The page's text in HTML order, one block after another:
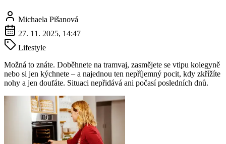
Michaela Pišanová
27. 11. 2025, 14:47
Lifestyle
Možná to znáte. Doběhnete na tramvaj, zasmějete se vtipu kolegyně
nebo si jen kýchnete – a najednou ten nepříjemný pocit, kdy zkřížíte
nohy a jen doufáte. Situaci nepřidává ani počasí posledních dnů.